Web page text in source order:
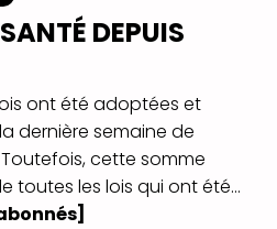
DEPUIS
ont été adoptées et
dernière semaine de
cette somme
toutes les lois qui ont été...